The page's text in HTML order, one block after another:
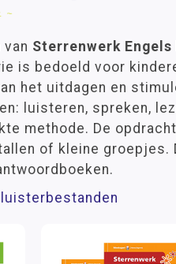
Sterrenwerk Engels
is bedoeld voor
het uitdagen en
luisteren, spreken,
methode. De
of kleine groepjes.